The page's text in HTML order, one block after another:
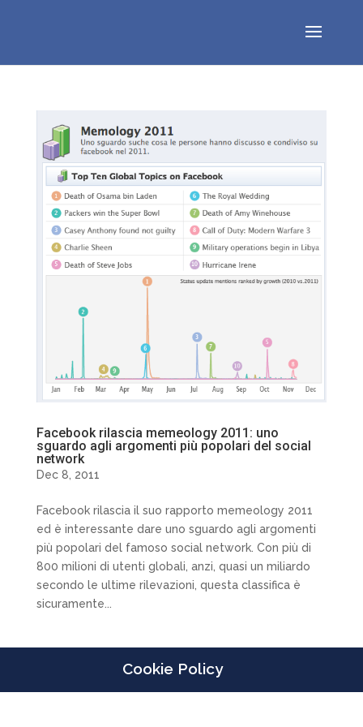
Facebook rilascia memeology 2011: uno
sguardo agli argomenti più popolari del social
network
Dec 8, 2011
Facebook rilascia il suo rapporto memeology 2011
ed è interessante dare uno sguardo agli argomenti
più popolari del famoso social network. Con più di
800 milioni di utenti globali, anzi, quasi un miliardo
secondo le ultime rilevazioni, questa classifica è
sicuramente...
Cookie Policy